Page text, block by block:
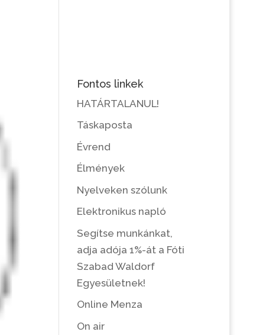
Fontos linkek
HATÁRTALANUL!
Táskaposta
Évrend
Élmények
Nyelveken szólunk
Elektronikus napló
Segítse munkánkat,
adja adója 1%-át a Fóti
Szabad Waldorf
Egyesületnek!
Online Menza
On air